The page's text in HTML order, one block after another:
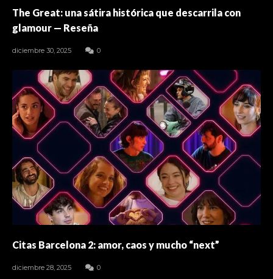
The Great: una sátira histórica que descarrila con
glamour — Reseña
diciembre 30, 2025 0
Citas Barcelona 2: amor, caos y mucho “next”
diciembre 28, 2025 0